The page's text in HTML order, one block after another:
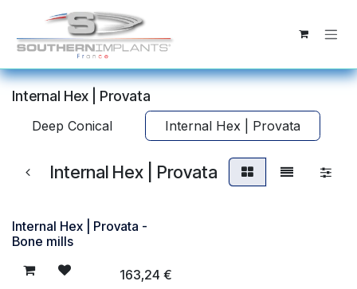
Se rendre au contenu
Internal Hex | Provata
Deep Conical Internal Hex | Provata
Internal Hex | Provata
Internal Hex | Provata -
Bone mills
163,24 €